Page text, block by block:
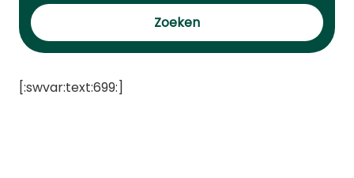
Zoeken
[:swvar:text:699:]